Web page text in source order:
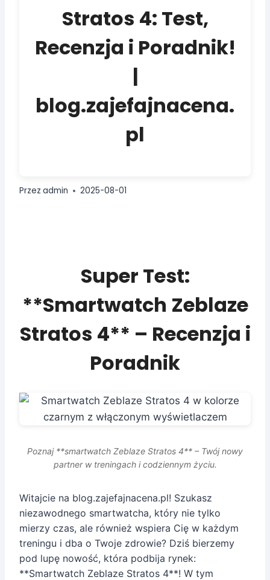
Stratos 4: Test,
Recenzja i Poradnik!
|
blog.zajefajnacena.
pl
Przez admin 2025-08-01
Super Test:
**Smartwatch Zeblaze
Stratos 4** – Recenzja i
Poradnik
Poznaj **smartwatch Zeblaze Stratos 4** – Twój nowy
partner w treningach i codziennym życiu.
Witajcie na blog.zajefajnacena.pl! Szukasz
niezawodnego smartwatcha, który nie tylko
mierzy czas, ale również wspiera Cię w każdym
treningu i dba o Twoje zdrowie? Dziś bierzemy
pod lupę nowość, która podbija rynek:
**Smartwatch Zeblaze Stratos 4**! W tym